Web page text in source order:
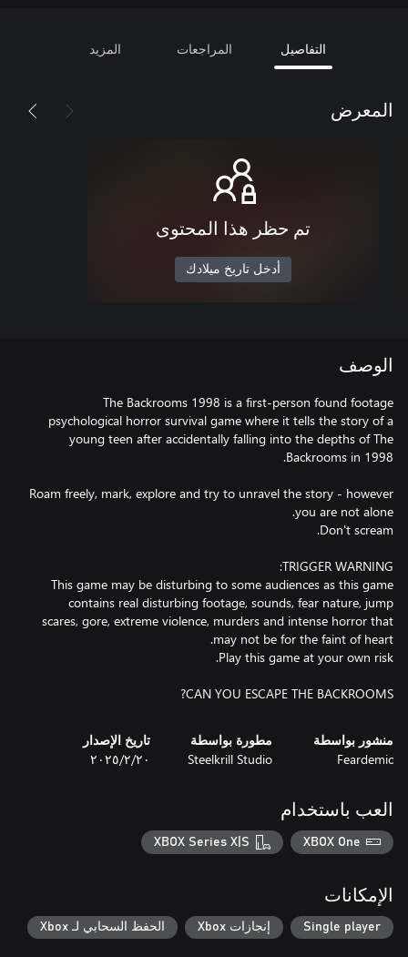
التفاصيل المراجعات المزيد
المعرض
تم حظر هذا المحتوى
أدخل تاريخ ميلادك
الوصف
The Backrooms 1998 is a first-person found footage
psychological horror survival game where it tells the story of a
young teen after accidentally falling into the depths of The
Roam freely, mark, explore and try to unravel the story - however
This game may be disturbing to some audiences as this game
contains real disturbing footage, sounds, fear nature, jump
scares, gore, extreme violence, murders and intense horror that
CAN YOU ESCAPE THE BACKROOMS?
منشور بواسطة
Feardemic
مطورة بواسطة
Steelkrill Studio
تاريخ الإصدار
٢٠‏/٢‏/٢٠٢٥
العب باستخدام
XBOX One
XBOX Series X|S
الإمكانات
Single player إنجازات Xbox الحفظ السحابي لـ Xbox